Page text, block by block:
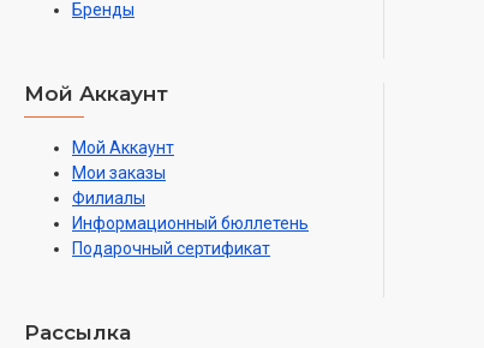
Бренды
Мой Аккаунт
Мой Аккаунт
Мои заказы
Филиалы
Информационный бюллетень
Подарочный сертификат
Рассылка